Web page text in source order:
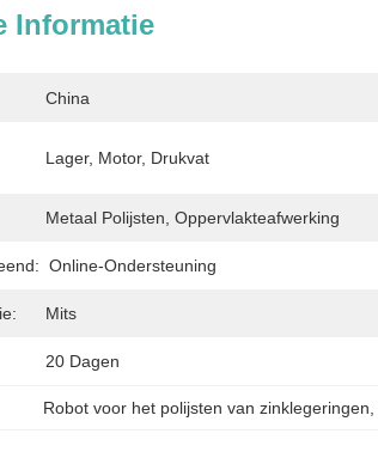
Informatie
China
Lager, Motor, Drukvat
Metaal Polijsten, Oppervlakteafwerking
Online-Ondersteuning
Mits
20 Dagen
Robot voor het polijsten van zinklegeringen